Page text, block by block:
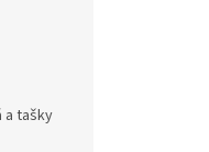
a tašky